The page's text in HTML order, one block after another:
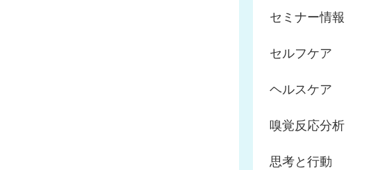
セミナー情報
セルフケア
ヘルスケア
嗅覚反応分析
思考と行動